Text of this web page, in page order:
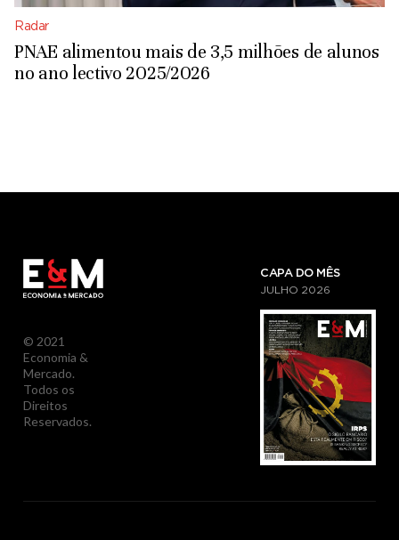
Radar
PNAE alimentou mais de 3,5 milhões de alunos
no ano lectivo 2025/2026
© 2021
Economia &
Mercado.
Todos os
Direitos
Reservados.
CAPA DO MÊS
JULHO 2026